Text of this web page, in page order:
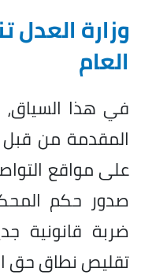
وزارة
العام
في هذا السياق،
المقدمة من قبل
على مواقع
صدور حكم
ضربة قانونية
تقليص نطاق حق